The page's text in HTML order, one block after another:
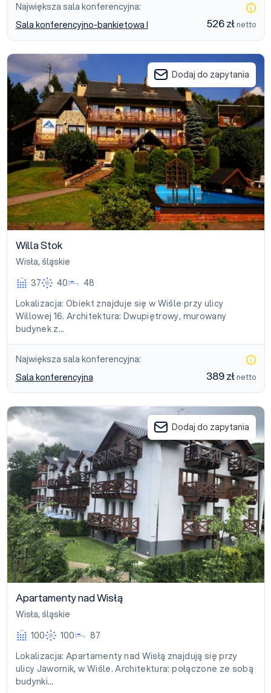
Największa sala konferencyjna:
Sala konferencyjno-bankietowa I
526 zł netto
Willa Stok
Dodaj do zapytania
Willa Stok
Wisła, śląskie
37
40
48
Lokalizacja: Obiekt znajduje się w Wiśle przy ulicy
Willowej 16. Architektura: Dwupiętrowy, murowany
budynek z…
Największa sala konferencyjna:
Sala konferencyjna
389 zł netto
Apartamenty nad Wisłą
Dodaj do zapytania
Apartamenty nad Wisłą
Wisła, śląskie
100
100
87
Lokalizacja: Apartamenty nad Wisłą znajdują się przy
ulicy Jawornik, w Wiśle. Architektura: połączone ze sobą
budynki…